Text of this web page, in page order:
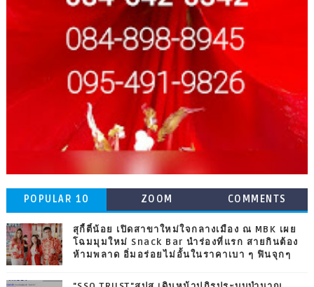
POPULAR 10 ZOOM COMMENTS
สุกี้ตี๋น้อย เปิดสาขาใหม่ใจกลางเมือง ณ MBK เผย
โฉมมุมใหม่ Snack Bar นำร่องที่แรก สายกินต้อง
ห้ามพลาด อิ่มอร่อยไม่อั้นในราคาเบา ๆ ฟินจุกๆ